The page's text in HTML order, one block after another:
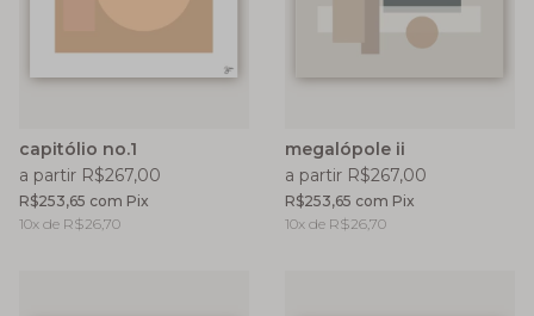
capitólio no.1
a partir R$267,00
R$253,65 com Pix
10x de R$26,70
megalópole ii
a partir R$267,00
R$253,65 com Pix
10x de R$26,70